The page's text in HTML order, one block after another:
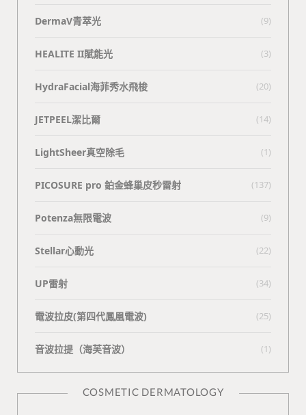
DermaV青萃光 (9)
HEALITE II賦能光 (3)
HydraFacial海菲秀水飛梭 (20)
JETPEEL潔比爾 (14)
LightSheer真空除毛 (1)
PICOSURE pro 鉑金蜂巢皮秒雷射 (137)
Potenza無限電波 (9)
Stellar心動光 (22)
UP雷射 (34)
電波拉皮(第四代鳳凰電波) (25)
⾳波拉提（海芙⾳波） (1)
COSMETIC DERMATOLOGY